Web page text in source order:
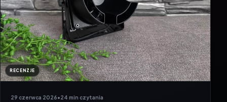
RECENZJE
29 czerwca 2026•24 min czytania